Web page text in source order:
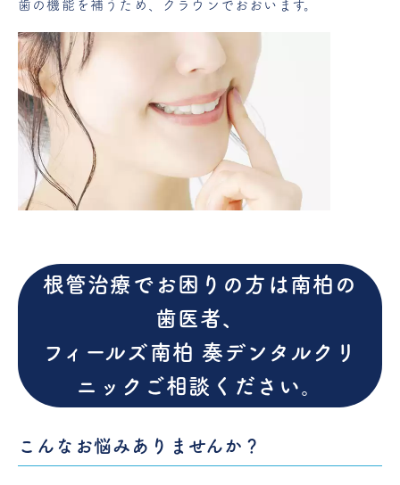
歯の機能を補うため、クラウンでおおいます。
根管治療でお困りの方は南柏の
歯医者、
フィールズ南柏 奏デンタルクリ
ニックご相談ください。
こんなお悩みありませんか？